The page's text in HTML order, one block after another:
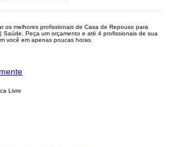
os melhores profissionais de Casa de Repouso para
Saúde. Peça um orçamento e até 4 profissionais de sua
você em apenas poucas horas.